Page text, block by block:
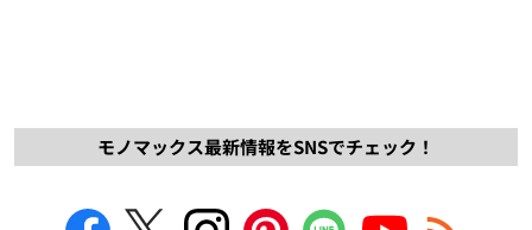
モノマックス最新情報をSNSでチェック！